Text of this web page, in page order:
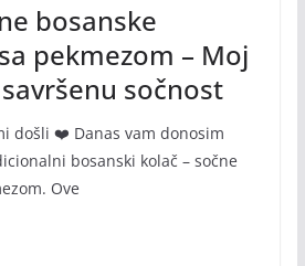
bosanske
pekmezom – Moj
sočnost
došli ❤️ Danas vam donosim
bosanski kolač – sočne
Ove